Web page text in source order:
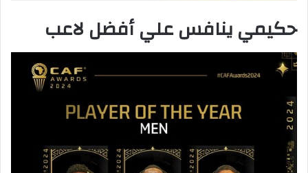
حكيمي ينافس علي أفضل لاعب